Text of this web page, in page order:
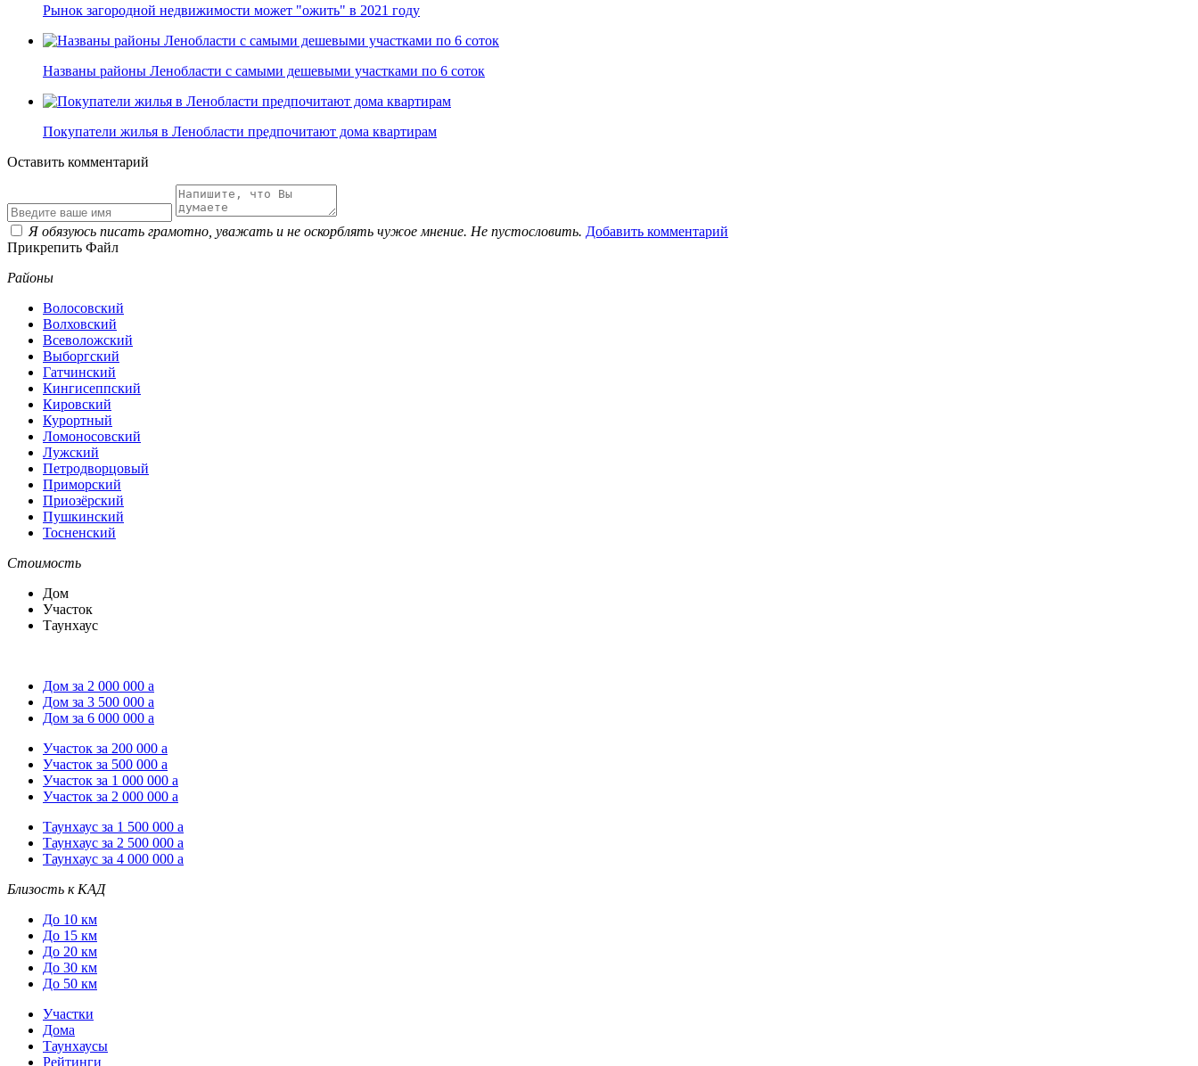
Рынок загородной недвижимости может "ожить" в 2021 году
Названы районы Ленобласти с самыми дешевыми участками по 6 соток
Покупатели жилья в Ленобласти предпочитают дома квартирам
Оставить комментарий
Я обязуюсь писать грамотно, уважать и не оскорблять чужое мнение. Не пустословить. Добавить комментарий
Прикрепить Файл
Районы
Волосовский
Волховский
Всеволожский
Выборгский
Гатчинский
Кингисеппский
Кировский
Курортный
Ломоносовский
Лужский
Петродворцовый
Приморский
Приозёрский
Пушкинский
Тосненский
Стоимость
Дом
Участок
Таунхаус
Дом за 2 000 000 a
Дом за 3 500 000 a
Дом за 6 000 000 a
Участок за 200 000 a
Участок за 500 000 a
Участок за 1 000 000 a
Участок за 2 000 000 a
Таунхаус за 1 500 000 a
Таунхаус за 2 500 000 a
Таунхаус за 4 000 000 a
Близость к КАД
До 10 км
До 15 км
До 20 км
До 30 км
До 50 км
Участки
Дома
Таунхаусы
Рейтинги